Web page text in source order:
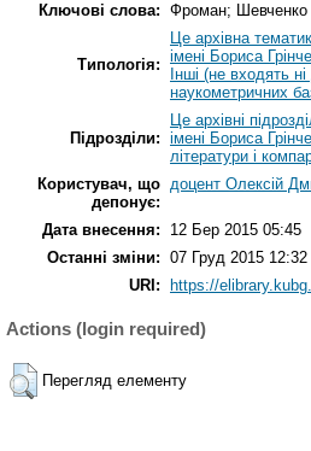
Ключові слова: Фроман; Шевченко
Типологія:
Це архівна
імені Бориса
Інші (не входять
наукометричних
Підрозділи:
Це архівні
імені Бориса
літератури і
Користувач, що
депонує:
доцент Олексій
Дата внесення:
12 Бер 2015 05:45
Останні зміни: 07 Груд 2015 12:32
URI:
https://
Actions (login required)
Перегляд елементу